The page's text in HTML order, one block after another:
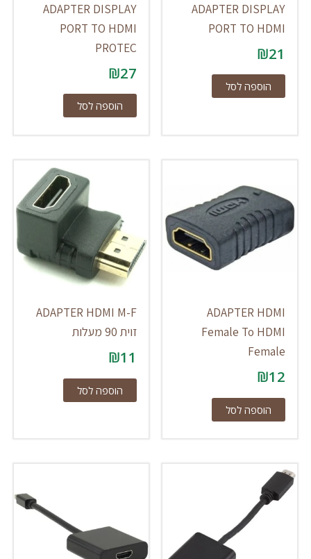
ADAPTER DISPLAY
PORT TO HDMI
₪21
הוספה לסל
ADAPTER DISPLAY
PORT TO HDMI
PROTEC
₪27
הוספה לסל
ADAPTER HDMI
Female To HDMI
Female
₪12
הוספה לסל
ADAPTER HDMI M-F
זוית 90 מעלות
₪11
הוספה לסל